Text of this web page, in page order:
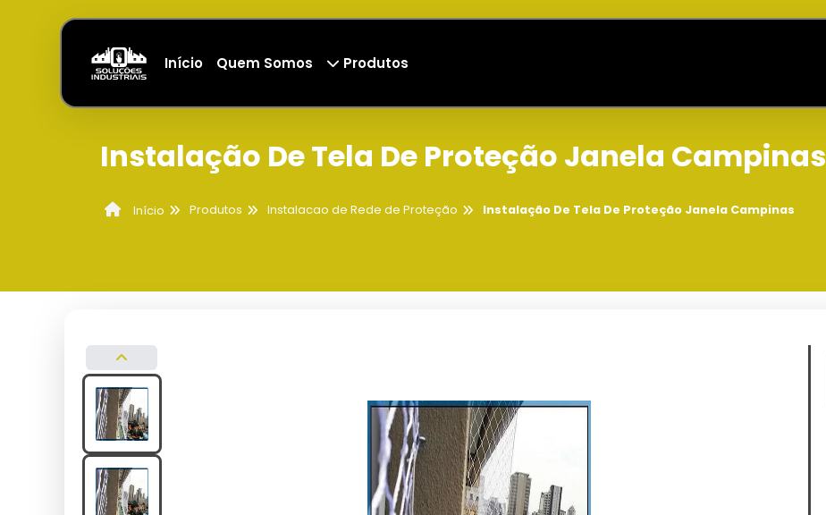
Início Quem Somos Produtos
Instalação De Tela De Proteção Janela Campinas
Início Produtos Instalacao de Rede de Proteção Instalação De Tela De Proteção Janela Campinas